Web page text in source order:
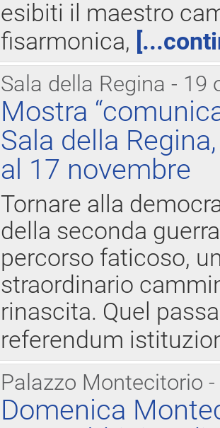
esibiti il maestro
fisarmonica,
Sala della Regina - 19
Mostra
Sala della
al 17 novembre
Tornare alla
della seconda
percorso faticoso,
straordinario
rinascita. Quel
referendum
Palazzo Montecitorio
Domenica